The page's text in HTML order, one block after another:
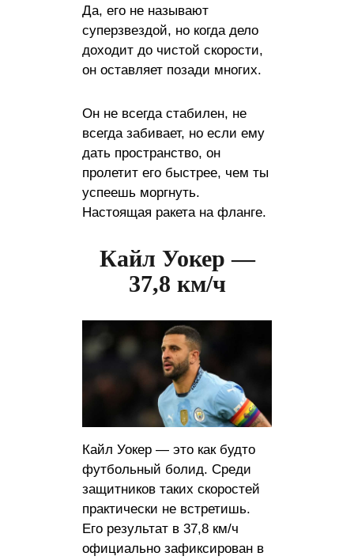
Да, его не называют
суперзвездой, но когда дело
доходит до чистой скорости,
он оставляет позади многих.
Он не всегда стабилен, не
всегда забивает, но если ему
дать пространство, он
пролетит его быстрее, чем ты
успеешь моргнуть.
Настоящая ракета на фланге.
Кайл Уокер —
37,8 км/ч
Кайл Уокер — это как будто
футбольный болид. Среди
защитников таких скоростей
практически не встретишь.
Его результат в 37,8 км/ч
официально зафиксирован в